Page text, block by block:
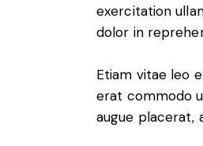
exercitation
dolor in
Etiam vitae leo
erat commodo
augue placerat,